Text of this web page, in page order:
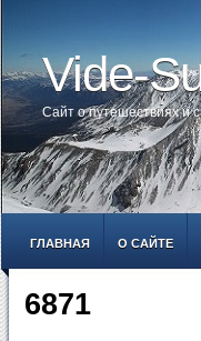
Vide-
Сайт о путешествиях и
ГЛАВНАЯ О САЙТЕ
6871